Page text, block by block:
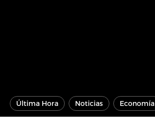
Última Hora Noticias Economía